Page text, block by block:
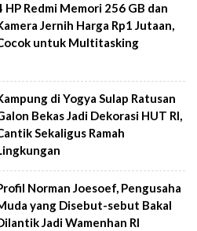
HP Redmi Memori 256 GB dan
Jernih Harga Rp1 Jutaan,
untuk Multitasking
di Yogya Sulap Ratusan
Bekas Jadi Dekorasi HUT RI,
Sekaligus Ramah
Norman Joesoef, Pengusaha
yang Disebut-sebut Bakal
Jadi Wamenhan RI